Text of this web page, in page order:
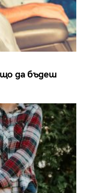
да бъдеш